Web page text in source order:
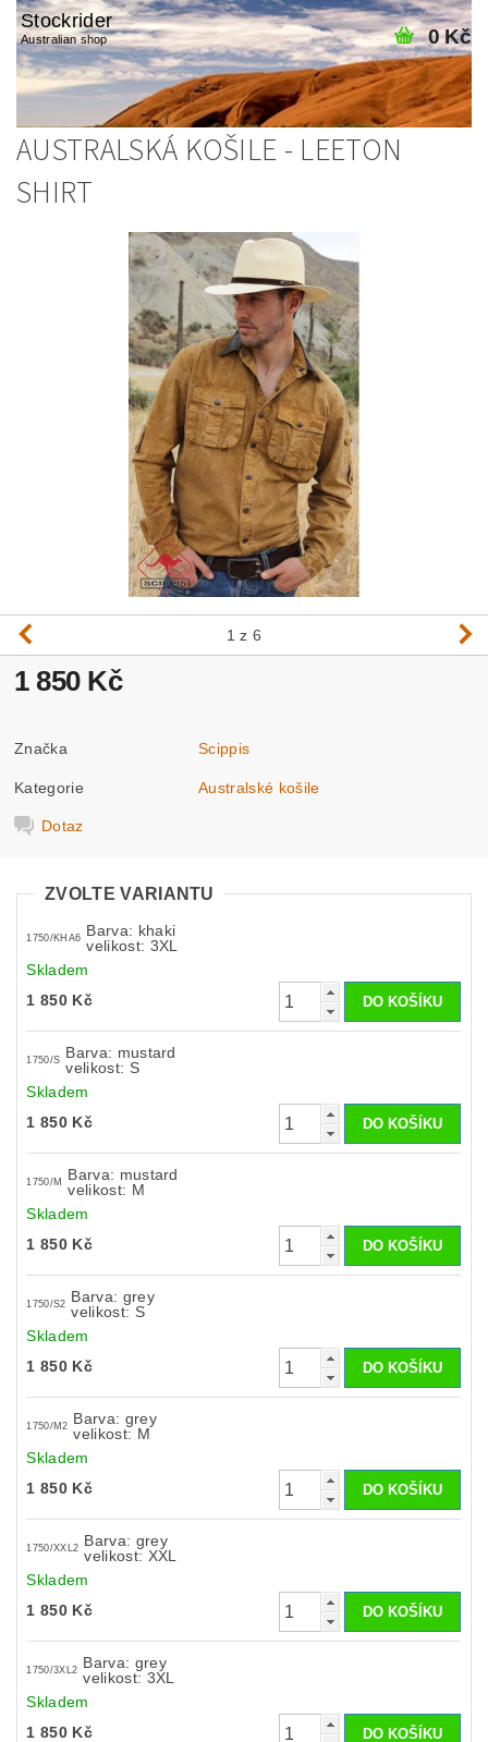
Stockrider
Australian shop 0 Kč
AUSTRALSKÁ KOŠILE - LEETON
SHIRT
1 z 6
1 850 Kč
Značka Scippis
Kategorie Australské košile
Dotaz
ZVOLTE VARIANTU
1750/KHA6 Barva: khaki
velikost: 3XL
Skladem
1 850 Kč
1750/S Barva: mustard
velikost: S
Skladem
1 850 Kč
1750/M
Barva: mustard
velikost: M
Skladem
1 850 Kč
1750/S2 Barva: grey
velikost: S
Skladem
1 850 Kč
1750/M2 Barva: grey
velikost: M
Skladem
1 850 Kč
1750/XXL2 Barva: grey
velikost: XXL
Skladem
1 850 Kč
1750/3XL2 Barva: grey
velikost: 3XL
Skladem
1 850 Kč